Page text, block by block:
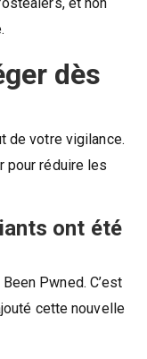
dès
de votre vigilance.
réduire les
ont été
Pwned. C’est
cette nouvelle